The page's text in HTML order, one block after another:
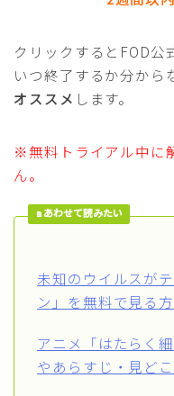
クリックするとFOD公
いつ終了するか分から
オススメ します。
※無料トライアル中に
ん。
あわせて読みたい
未知のウイルスが
ン」を無料で見る
アニメ「はたらく
やあらすじ・見ど